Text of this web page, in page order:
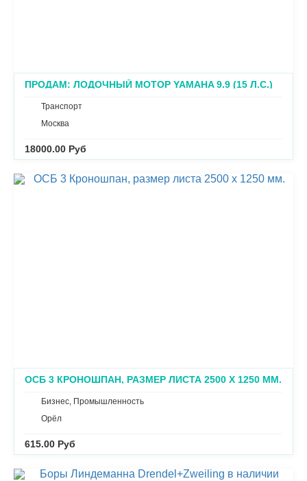
ПРОДАМ: ЛОДОЧНЫЙ МОТОР YAMAHA 9.9 (15 Л.С.)
Транспорт
Москва
18000.00 Руб
ОСБ 3 КРОНОШПАН, РАЗМЕР ЛИСТА 2500 Х 1250 ММ.
Бизнес, Промышленность
Орёл
615.00 Руб